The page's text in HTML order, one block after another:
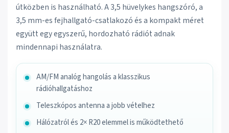
útközben is használható. A 3,5 hüvelykes hangszóró, a
3,5 mm-es fejhallgató-csatlakozó és a kompakt méret
együtt egy egyszerű, hordozható rádiót adnak
mindennapi használatra.
AM/FM analóg hangolás a klasszikus
rádióhallgatáshoz
Teleszkópos antenna a jobb vételhez
Hálózatról és 2× R20 elemmel is működtethető